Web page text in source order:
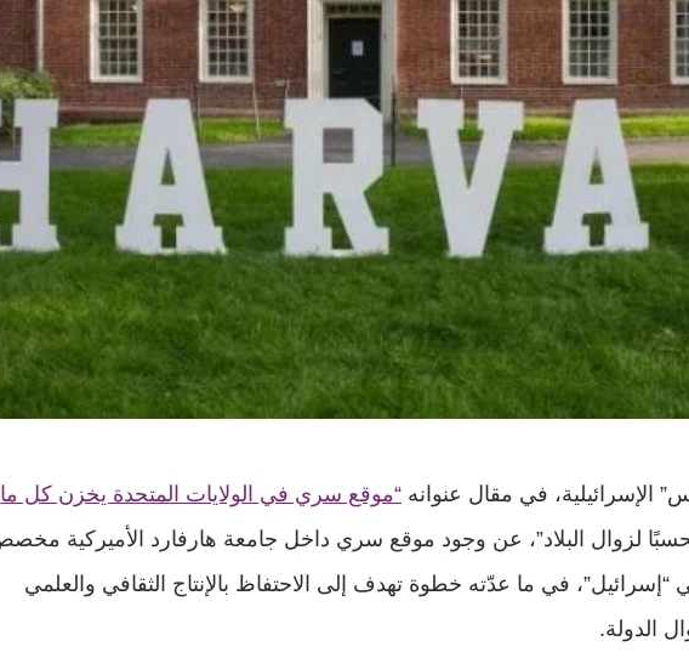
الإسرائيلية، في مقال عنوانه “موقع سري في الولايات المتحدة يخزن كل ما
لزوال البلاد”، عن وجود موقع سري داخل جامعة هارفارد الأميركية
في ما عدّته خطوة تهدف إلى الاحتفاظ بالإنتاج الثقافي والعلمي
الدولة.